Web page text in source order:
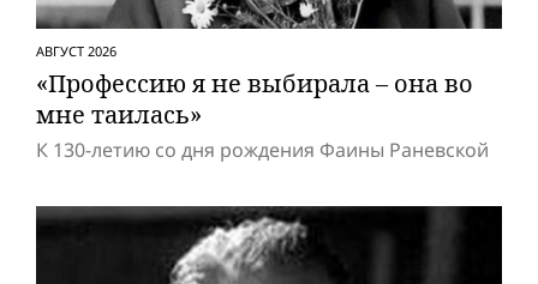
АВГУСТ 2026
«Профессию я не выбирала – она во
мне таилась»
К 130-летию со дня рождения Фаины Раневской